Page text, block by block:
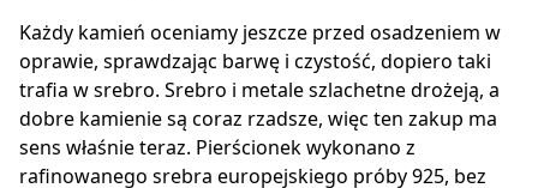
Każdy kamień oceniamy jeszcze przed osadzeniem w
oprawie, sprawdzając barwę i czystość, dopiero taki
trafia w srebro. Srebro i metale szlachetne drożeją, a
dobre kamienie są coraz rzadsze, więc ten zakup ma
sens właśnie teraz. Pierścionek wykonano z
rafinowanego srebra europejskiego próby 925, bez